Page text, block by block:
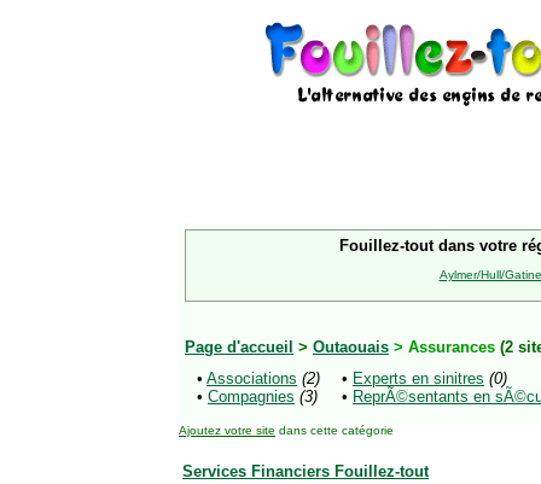
Fouillez-tout dans votre
Aylmer/Hull/
Page d'accueil > Outaouais > Assurances (2
• Associations (2)
• Compagnies (3)
• Experts en sinitres (0)
• ReprÃ©sentants en
Ajoutez votre site dans cette catégorie
Services Financiers Fouillez-tout